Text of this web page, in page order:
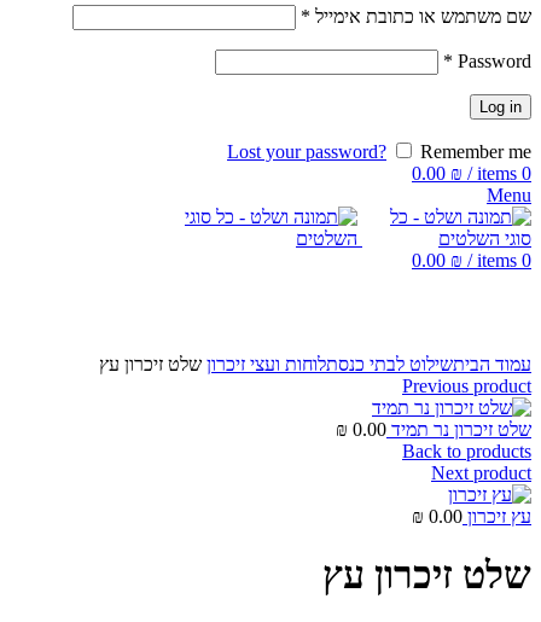
שם משתמש או כתובת אימייל *
Password
*
Log in
Lost your password?
Remember me
0
items
/
0.00 ₪
Menu
0
items
/
0.00 ₪
עמוד הביתשילוט לבתי כנסתלוחות ועצי זיכרון שלט זיכרון עץ
Previous product
שלט זיכרון נר תמיד 0.00
₪
Back to products
Next product
עץ זיכרון 0.00
₪
שלט זיכרון עץ